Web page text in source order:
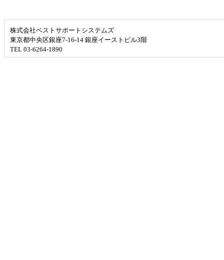
株式会社ベストサポートシステムズ
東京都中央区銀座7-16-14 銀座イーストビル3階
TEL 03-6264-1890